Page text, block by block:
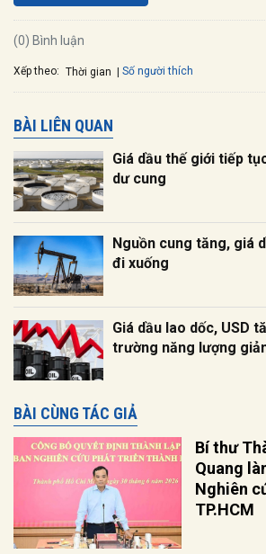
(0) Bình luận
Xếp theo: Thời gian Số người thích
BÀI LIÊN QUAN
Giá dầu thế giới tiếp
dư cung
Nguồn cung tăng, giá
đi xuống
Giá dầu lao dốc, USD
trường năng lượng
BÀI CÙNG TÁC GIẢ
Bí thư
Quang
Nghiên
TP.HCM